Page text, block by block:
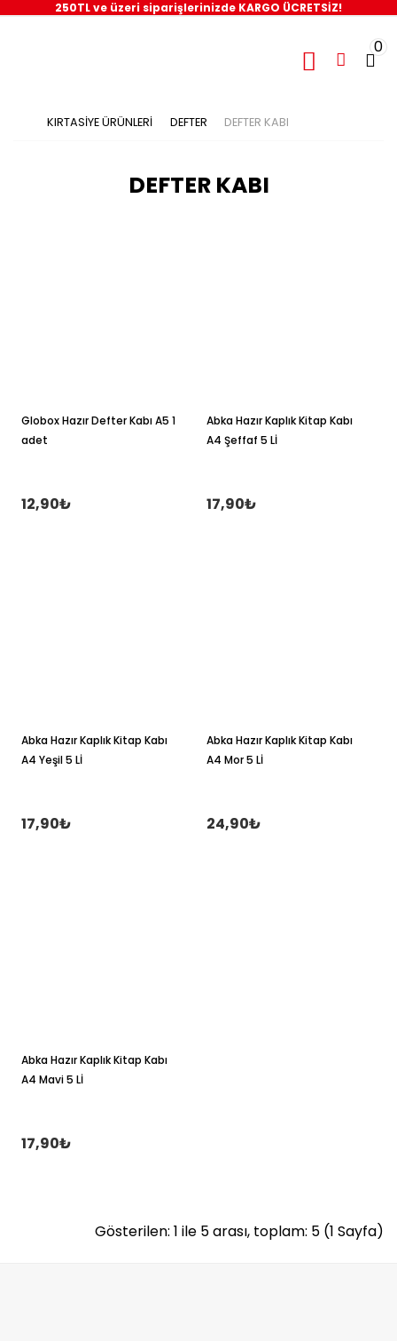
250TL ve üzeri siparişlerinizde KARGO ÜCRETSİZ!
0
KIRTASİYE ÜRÜNLERİ DEFTER DEFTER KABI
DEFTER KABI
Globox Hazır Defter Kabı A5 1
adet
12,90₺
Abka Hazır Kaplık Kitap Kabı
A4 Şeffaf 5 Lİ
17,90₺
Abka Hazır Kaplık Kitap Kabı
A4 Yeşil 5 Lİ
17,90₺
Abka Hazır Kaplık Kitap Kabı
A4 Mor 5 Lİ
24,90₺
Abka Hazır Kaplık Kitap Kabı
A4 Mavi 5 Lİ
17,90₺
Gösterilen: 1 ile 5 arası, toplam: 5 (1 Sayfa)